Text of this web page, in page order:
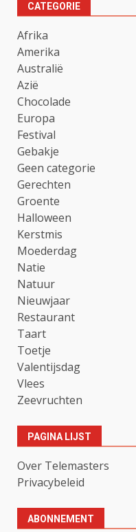
CATEGORIE
Afrika
Amerika
Australië
Azië
Chocolade
Europa
Festival
Gebakje
Geen categorie
Gerechten
Groente
Halloween
Kerstmis
Moederdag
Natie
Natuur
Nieuwjaar
Restaurant
Taart
Toetje
Valentijsdag
Vlees
Zeevruchten
PAGINA LIJST
Over Telemasters
Privacybeleid
ABONNEMENT